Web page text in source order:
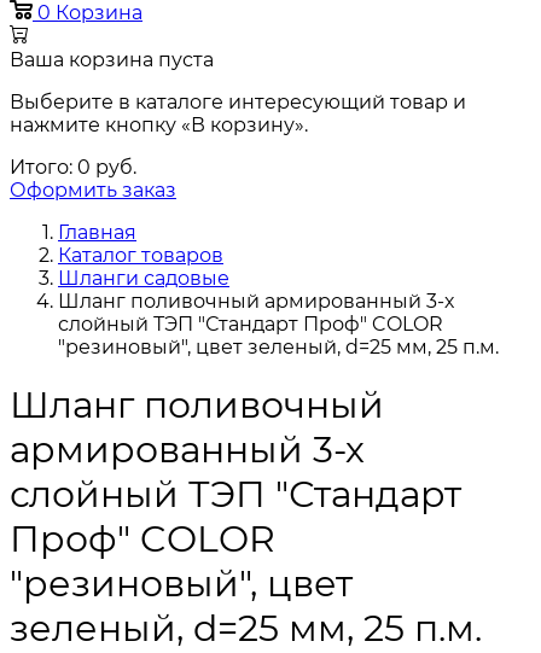
0 Корзина
Ваша корзина пуста
Выберите в каталоге интересующий товар и
нажмите кнопку «В корзину».
Итого: 0 руб.
Оформить заказ
Главная
Каталог товаров
Шланги садовые
Шланг поливочный армированный 3-х
слойный ТЭП "Стандарт Проф" COLOR
"резиновый", цвет зеленый, d=25 мм, 25 п.м.
Шланг поливочный
армированный 3-х
слойный ТЭП "Стандарт
Проф" COLOR
"резиновый", цвет
зеленый, d=25 мм, 25 п.м.